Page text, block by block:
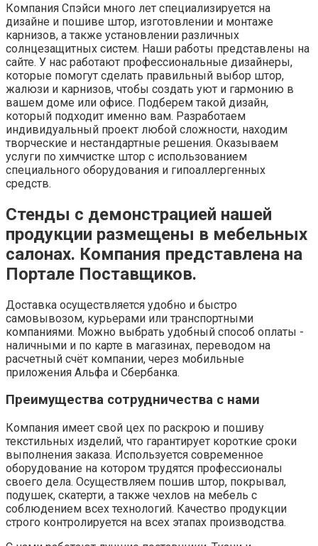
Компания Спэйси много лет специализируется на
дизайне и пошиве штор, изготовлении и монтаже
карнизов, а также установлении различных
солнцезащитных систем. Наши работы представлены на
сайте. У нас работают профессиональные дизайнеры,
которые помогут сделать правильный выбор штор,
жалюзи и карнизов, чтобы создать уют и гармонию в
вашем доме или офисе. Подберем такой дизайн,
который подходит именно вам. Разработаем
индивидуальный проект любой сложности, находим
творческие и нестандартные решения. Оказываем
услуги по химчистке штор с использованием
специального оборудования и гипоаллергенных
средств.
Стенды с демонстрацией нашей
продукции размещены в мебельных
салонах. Компания представлена на
Портале Поставщиков.
Доставка осуществляется удобно и быстро
самовывозом, курьерами или транспортными
компаниями. Можно выбрать удобный способ оплаты -
наличными и по карте в магазинах, переводом на
расчетный счёт компании, через мобильные
приложения Альфа и Сбербанка.
Преимущества сотрудничества с нами
Компания имеет свой цех по раскрою и пошиву
текстильных изделий, что гарантирует короткие сроки
выполнения заказа. Используется современное
оборудование на котором трудятся профессионалы
своего дела. Осуществляем пошив штор, покрывал,
подушек, скатерти, а также чехлов на мебель с
соблюдением всех технологий. Качество продукции
строго контролируется на всех этапах производства.